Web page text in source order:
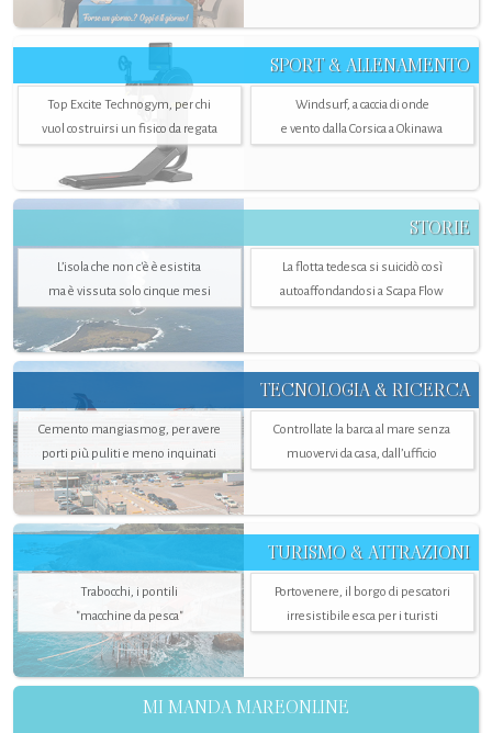
SPORT & ALLENAMENTO
Top Excite Technogym, per chi
vuol costruirsi un fisico da regata
Windsurf, a caccia di onde
e vento dalla Corsica a Okinawa
STORIE
L’isola che non c'è è esistita
ma è vissuta solo cinque mesi
La flotta tedesca si suicidò così
autoaffondandosi a Scapa Flow
TECNOLOGIA & RICERCA
Cemento mangiasmog, per avere
porti più puliti e meno inquinati
Controllate la barca al mare senza
muovervi da casa, dall’ufficio
TURISMO & ATTRAZIONI
Trabocchi, i pontili
"macchine da pesca"
Portovenere, il borgo di pescatori
irresistibile esca per i turisti
MI MANDA MAREONLINE